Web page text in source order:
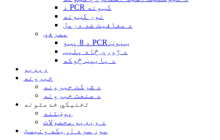
د PCR کټونه
نور کټونه
د معافیت ضد درمل
مصرفي
د 8 پټو PCR ټیوب
د ژورې څاه پلیټ
د پایپټ څوکه
ویډیو
خبرونه
د شرکت خبرونه
د صنعت خبرونه
تخنیکي خدمتونه
پوښتنه
د ویډیو محصولات
موږ سره اړیکه ونیسئ